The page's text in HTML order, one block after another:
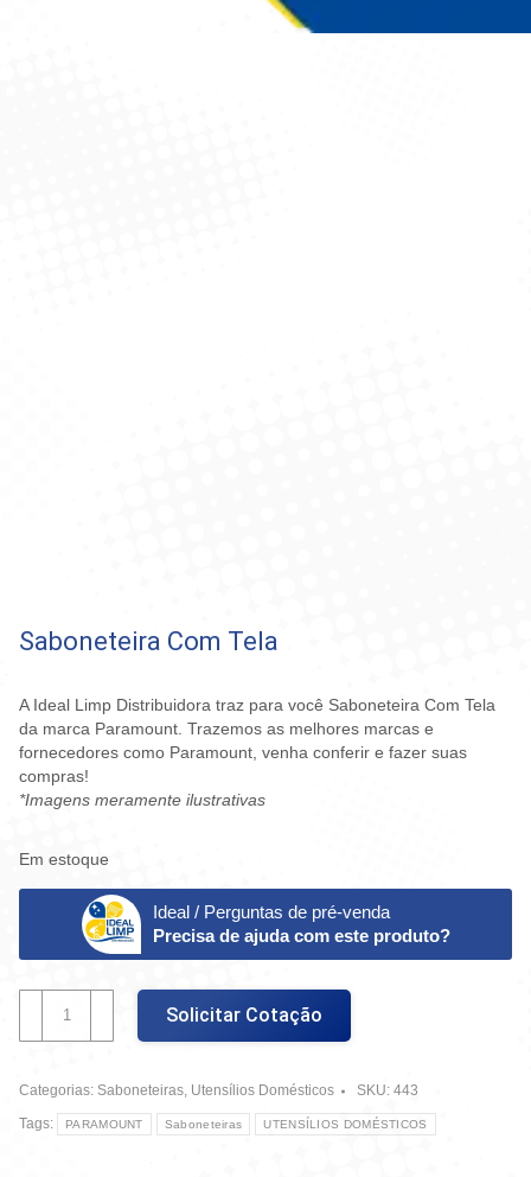
Saboneteira Com Tela
A Ideal Limp Distribuidora traz para você Saboneteira Com Tela
da marca Paramount. Trazemos as melhores marcas e
fornecedores como Paramount, venha conferir e fazer suas
compras!
*Imagens meramente ilustrativas
Em estoque
Ideal / Perguntas de pré-venda
Precisa de ajuda com este produto?
Tela
Solicitar Cotação
Categorias: Saboneteiras, Utensílios Domésticos SKU: 443
Tags:
PARAMOUNT Saboneteiras UTENSÍLIOS DOMÉSTICOS